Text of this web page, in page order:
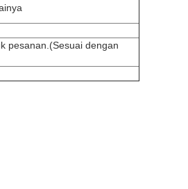
pesanan.(Sesuai dengan